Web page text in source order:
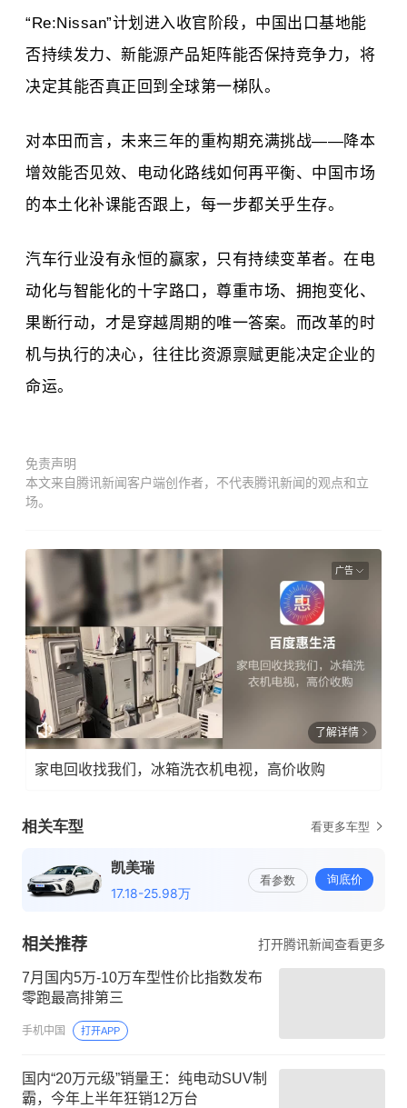
“Re:Nissan”计划进入收官阶段，中国出口基地能
否持续发力、新能源产品矩阵能否保持竞争力，将
决定其能否真正回到全球第一梯队。
对本田而言，未来三年的重构期充满挑战——降本
增效能否见效、电动化路线如何再平衡、中国市场
的本土化补课能否跟上，每一步都关乎生存。
汽车行业没有永恒的赢家，只有持续变革者。在电
动化与智能化的十字路口，尊重市场、拥抱变化、
果断行动，才是穿越周期的唯一答案。而改革的时
机与执行的决心，往往比资源禀赋更能决定企业的
命运。
免责声明
本文来自腾讯新闻客户端创作者，不代表腾讯新闻的观点和立
场。
广告
了解详情
家电回收找我们，冰箱洗衣机电视，高价收购
相关推荐 打开腾讯新闻查看更多
7月国内5万-10万车型性价比指数发布
零跑最高排第三
手机中国 打开APP
国内“20万元级”销量王：纯电动SUV制
霸，今年上半年狂销12万台